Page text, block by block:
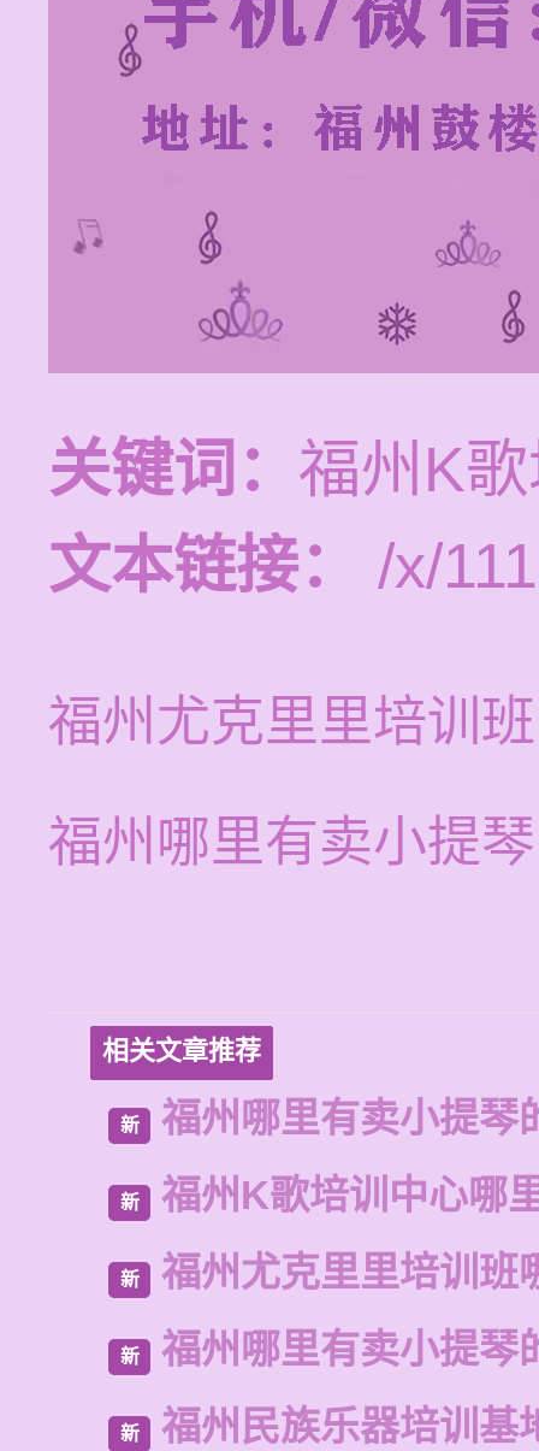
关键词： 福州K
文本链接：
/x/
福州尤克里里培训
福州哪里有卖小提
相关文章推荐
新 福州哪里有卖小提琴
新 福州K歌培训中心哪
新 福州尤克里里培训班
新 福州哪里有卖小提琴
新 福州民族乐器培训基